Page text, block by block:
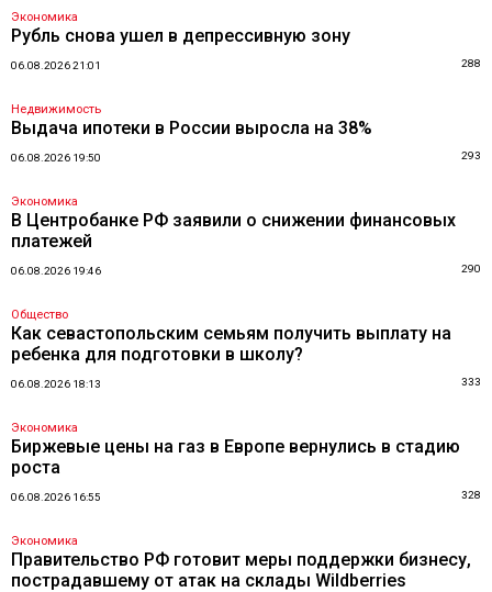
Экономика
Рубль снова ушел в депрессивную зону
06.08.2026 21:01 288
Недвижимость
Выдача ипотеки в России выросла на 38%
06.08.2026 19:50 293
Экономика
В Центробанке РФ заявили о снижении финансовых
платежей
06.08.2026 19:46 290
Общество
Как севастопольским семьям получить выплату на
ребенка для подготовки в школу?
06.08.2026 18:13 333
Экономика
Биржевые цены на газ в Европе вернулись в стадию
роста
06.08.2026 16:55 328
Экономика
Правительство РФ готовит меры поддержки бизнесу,
пострадавшему от атак на склады Wildberries